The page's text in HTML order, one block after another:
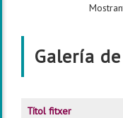
Galería
Títol fitxer